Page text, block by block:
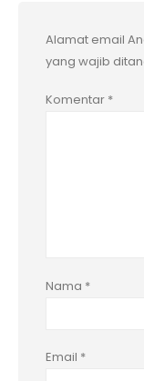
Alamat email
yang wajib
Komentar *
Nama *
Email *